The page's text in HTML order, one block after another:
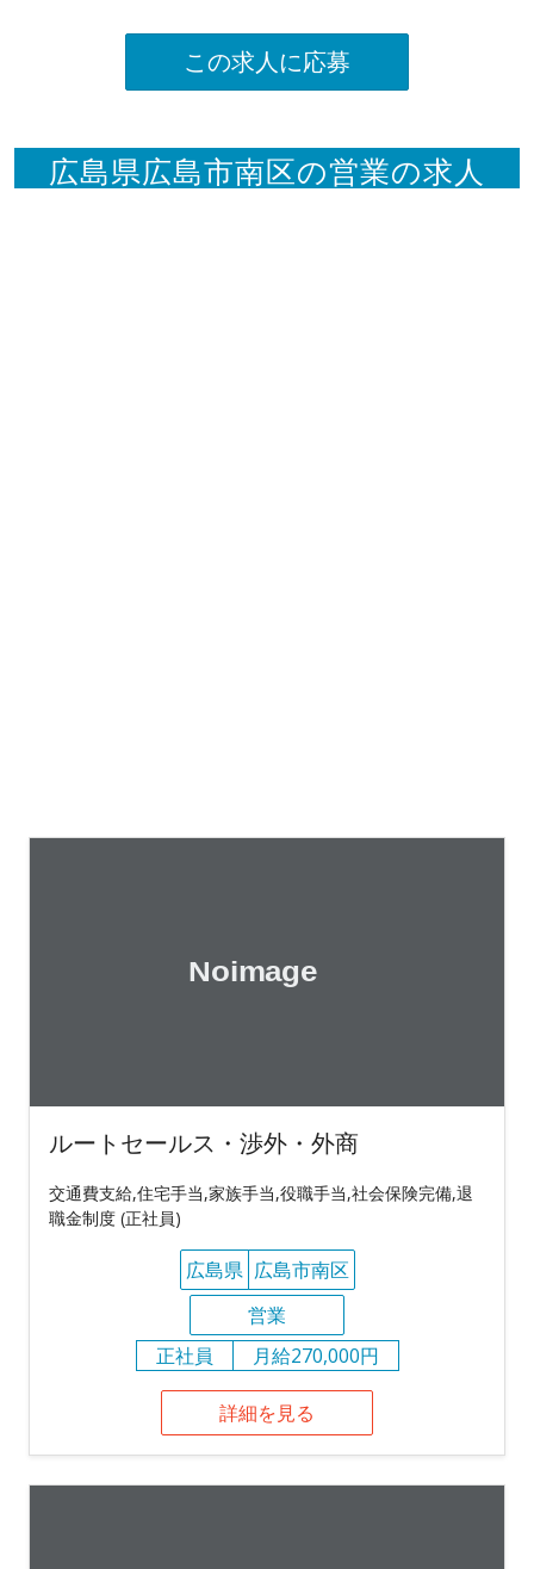
この求人に応募
広島県広島市南区の営業の求人
ルートセールス・渉外・外商
交通費支給,住宅手当,家族手当,役職手当,社会保険完備,退
職金制度 (正社員)
広島県 広島市南区
営業
正社員
月給270,000円
詳細を見る